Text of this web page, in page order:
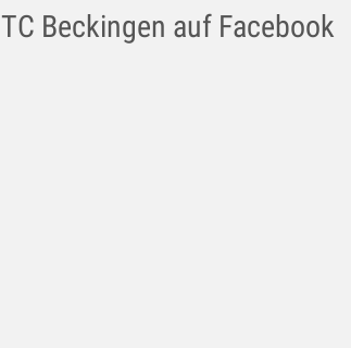
TC Beckingen auf Facebook